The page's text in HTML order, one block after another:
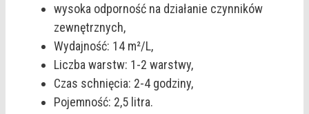
wysoka odporność na działanie czynników
zewnętrznych,
Wydajność: 14 m²/L,
Liczba warstw: 1-2 warstwy,
Czas schnięcia: 2-4 godziny,
Pojemność: 2,5 litra.